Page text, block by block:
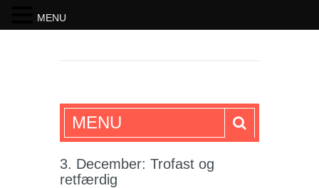
SKRIFTEN
MENU
3. December: Trofast og
retfærdig
MENU